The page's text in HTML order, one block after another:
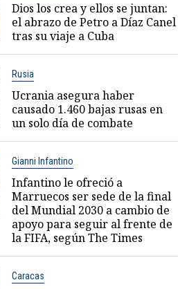
Dios los crea y ellos se juntan:
el abrazo de Petro a Díaz Canel
tras su viaje a Cuba
Rusia
Ucrania asegura haber
causado 1.460 bajas rusas en
un solo día de combate
Gianni Infantino
Infantino le ofreció a
Marruecos ser sede de la final
del Mundial 2030 a cambio de
apoyo para seguir al frente de
la FIFA, según The Times
Caracas